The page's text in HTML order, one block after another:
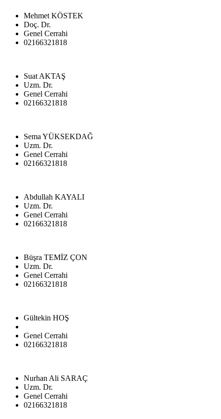
Mehmet KÖSTEK
Doç. Dr.
Genel Cerrahi
02166321818
Suat AKTAŞ
Uzm. Dr.
Genel Cerrahi
02166321818
Sema YÜKSEKDAĞ
Uzm. Dr.
Genel Cerrahi
02166321818
Abdullah KAYALI
Uzm. Dr.
Genel Cerrahi
02166321818
Büşra TEMİZ ÇON
Uzm. Dr.
Genel Cerrahi
02166321818
Gültekin HOŞ
Genel Cerrahi
02166321818
Nurhan Ali SARAÇ
Uzm. Dr.
Genel Cerrahi
02166321818